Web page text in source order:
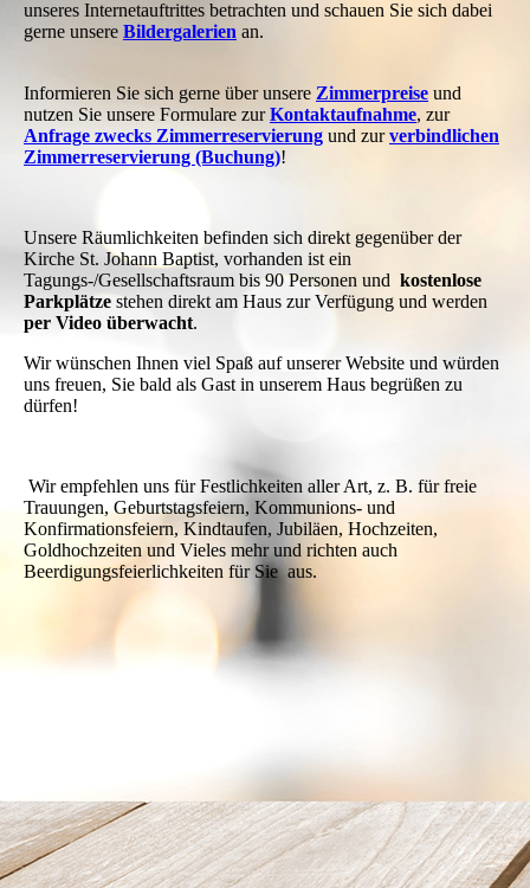
unseres Internetauftrittes betrachten und schauen Sie sich dabei
gerne unsere Bildergalerien an.
Informieren Sie sich gerne über unsere Zimmerpreise und
nutzen Sie unsere Formulare zurKontaktaufnahme, zur
Anfrage zwecks Zimmerreservierung und zurverbindlichen
Zimmerreservierung (Buchung)!
Unsere Räumlichkeiten befinden sich direkt gegenüber der
Kirche St. Johann Baptist, vorhanden ist ein
Tagungs-/Gesellschaftsraum bis 90 Personen und kostenlose
Parkplätze stehen direkt am Haus zur Verfügung und werden
per Video überwacht.
Wir wünschen Ihnen viel Spaß auf unserer Website und würden
uns freuen, Sie bald als Gast in unserem Haus begrüßen zu
dürfen!
Wir empfehlen uns für Festlichkeiten aller Art, z. B. für freie
Trauungen, Geburtstagsfeiern, Kommunions- und
Konfirmationsfeiern, Kindtaufen, Jubiläen, Hochzeiten,
Goldhochzeiten und Vieles mehr und richten auch
Beerdigungsfeierlichkeiten für Sie aus.